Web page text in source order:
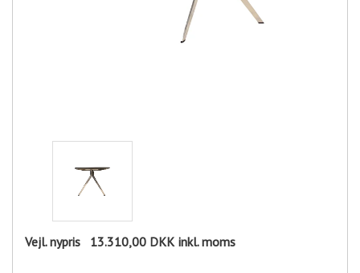
Vejl. nypris 13.310,00 DKK inkl. moms